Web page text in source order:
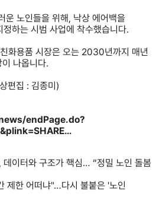
운 노인들을 위해, 낙상 에어백을
하는 시범 사업에 착수했습니다.
화용품 시장은 오는 2030년까지 매년
나옵니다.
편집 : 김종미)
endPage.do?
데이터와 구조가 핵심… “정밀 노인 돌봄
제한 어떠냐"…다시 불붙은 '노인